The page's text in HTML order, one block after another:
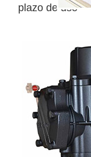
plazo de uso